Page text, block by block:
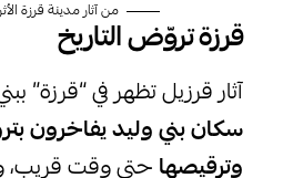
من آثار مدينة قرزة
قرزة تروّض التاريخ
آثار قرزيل تظهر في “قرزة”
سكان بني وليد يفاخرون
وترقيصها حتى وقت قريب،